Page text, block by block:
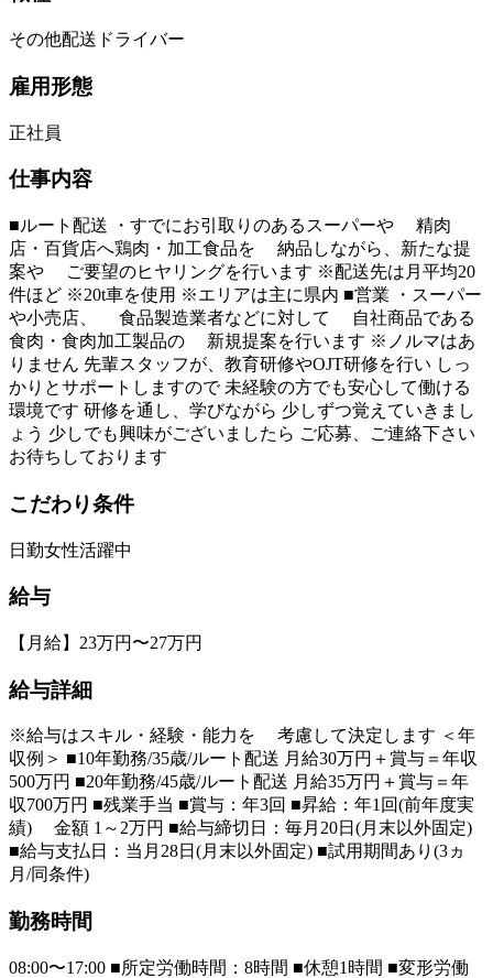
その他配送ドライバー
雇用形態
正社員
仕事内容
■ルート配送 ・すでにお引取りのあるスーパーや 精肉
店・百貨店へ鶏肉・加工食品を 納品しながら、新たな提
案や ご要望のヒヤリングを行います ※配送先は月平均20
件ほど ※20t車を使用 ※エリアは主に県内 ■営業 ・スーパー
や小売店、 食品製造業者などに対して 自社商品である
食肉・食肉加工製品の 新規提案を行います ※ノルマはあ
りません 先輩スタッフが、教育研修やOJT研修を行い しっ
かりとサポートしますので 未経験の方でも安心して働ける
環境です 研修を通し、学びながら 少しずつ覚えていきまし
ょう 少しでも興味がございましたら ご応募、ご連絡下さい
お待ちしております
こだわり条件
日勤女性活躍中
給与
【月給】23万円〜27万円
給与詳細
※給与はスキル・経験・能力を 考慮して決定します ＜年
収例＞ ■10年勤務/35歳/ルート配送 月給30万円＋賞与＝年収
500万円 ■20年勤務/45歳/ルート配送 月給35万円＋賞与＝年
収700万円 ■残業手当 ■賞与：年3回 ■昇給：年1回(前年度実
績) 金額 1～2万円 ■給与締切日：毎月20日(月末以外固定)
■給与支払日：当月28日(月末以外固定) ■試用期間あり(3ヵ
月/同条件)
勤務時間
08:00〜17:00 ■所定労働時間：8時間 ■休憩1時間 ■変形労働